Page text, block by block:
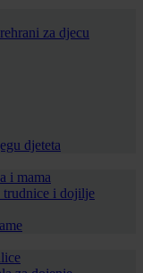
za djecu
djeteta
i mama
trudnice i dojilje